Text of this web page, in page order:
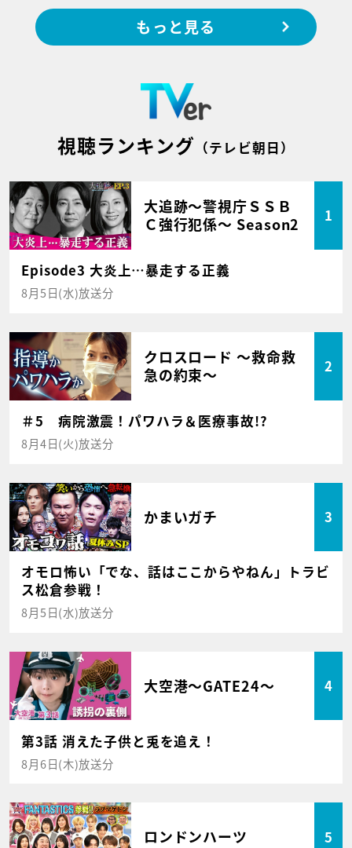
もっと見る
視聴ランキング （テレビ朝日）
大追跡～警視庁ＳＳＢ
Ｃ強行犯係～ Season2
1
Episode3 大炎上…暴走する正義
8月5日(水)放送分
クロスロード ～救命救
急の約束～
2
＃5 病院激震！パワハラ＆医療事故!?
8月4日(火)放送分
かまいガチ 3
オモロ怖い「でな、話はここからやねん」トラビ
ス松倉参戦！
8月5日(水)放送分
大空港～GATE24～ 4
第3話 消えた子供と兎を追え！
8月6日(木)放送分
ロンドンハーツ 5